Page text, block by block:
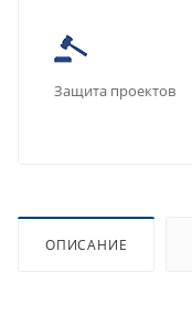
Защита проектов
ОПИСАНИЕ